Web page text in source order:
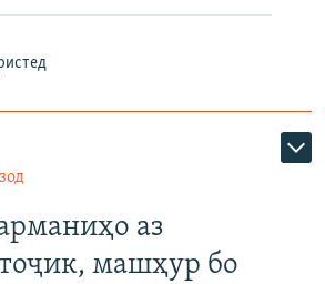
аз
машҳур бо